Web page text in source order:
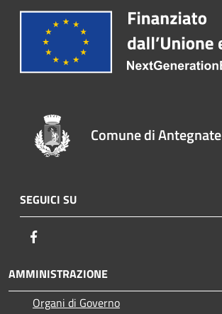
Comune di Antegnate
SEGUICI SU
AMMINISTRAZIONE
Organi di Governo